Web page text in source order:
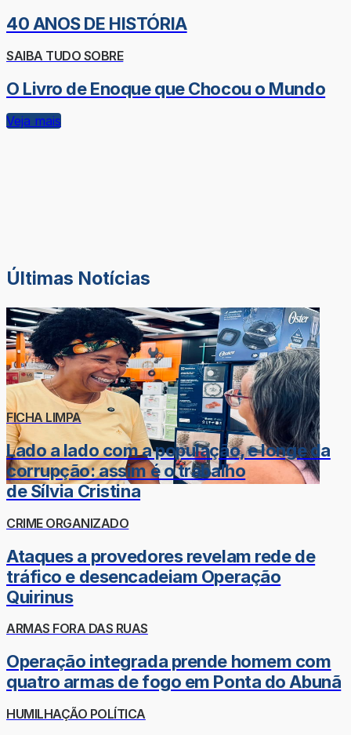
40 ANOS DE HISTÓRIA
SAIBA TUDO SOBRE
O Livro de Enoque que Chocou o Mundo
Veja mais
Últimas Notícias
FICHA LIMPA
Lado a lado com a população, e longe da
corrupção: assim é o trabalho
de Sílvia Cristina
CRIME ORGANIZADO
Ataques a provedores revelam rede de
tráfico e desencadeiam Operação
Quirinus
ARMAS FORA DAS RUAS
Operação integrada prende homem com
quatro armas de fogo em Ponta do Abunã
HUMILHAÇÃO POLÍTICA